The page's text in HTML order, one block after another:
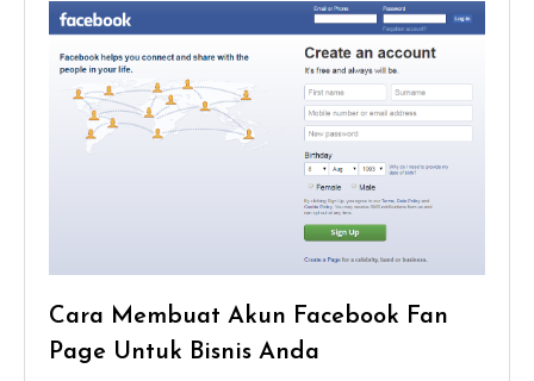
Cara Membuat Akun Facebook Fan
Page Untuk Bisnis Anda